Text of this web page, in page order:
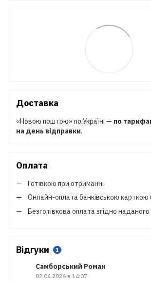
Доставка
«Новою поштою» по Україні — по
на день відправки.
Оплата
Готівкою при отриманні
Онлайн-оплата банківською карткою
Безготівкова оплата згідно
Відгуки 1
Самборський Роман
02.04.2026 в 14:07